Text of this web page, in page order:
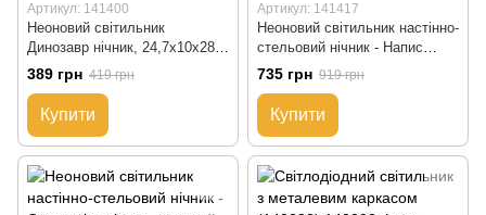
Артикул: 141400
Неоновий світильник
Динозавр нічник, 24,7x10x28
см, зелений колір, 3 AA та
USB-шнур (141400)
389 грн 419 грн
Купити
Артикул: 141417
Неоновий світильник настінно-
стельовий нічник - Напис
"HELLO", 43x31 см, 3 AA
(141417)
735 грн 919 грн
Купити